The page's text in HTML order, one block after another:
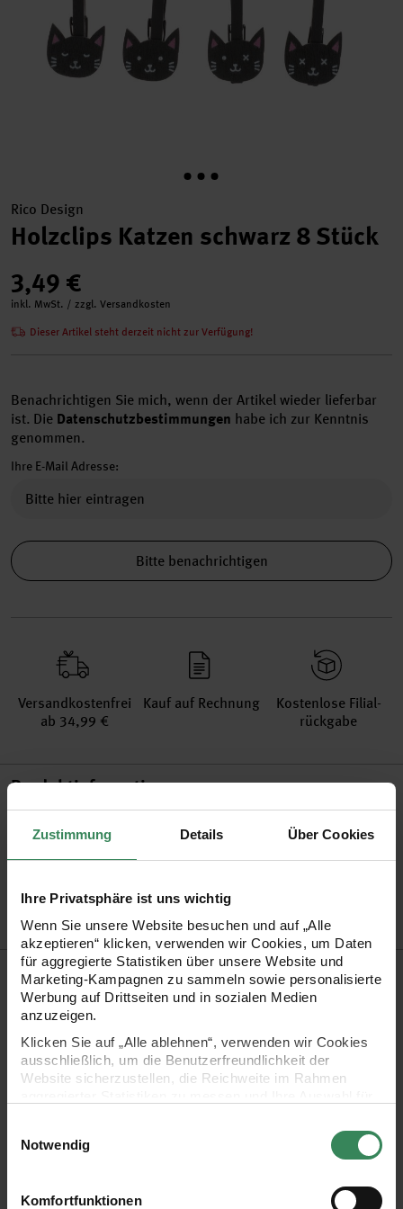
Zustimmung Details Über Cookies
Ihre Privatsphäre ist uns wichtig
Wenn Sie unsere Website besuchen und auf „Alle
akzeptieren“ klicken, verwenden wir Cookies, um Daten
für aggregierte Statistiken über unsere Website und
Marketing-Kampagnen zu sammeln sowie personalisierte
Werbung auf Drittseiten und in sozialen Medien
anzuzeigen.
Klicken Sie auf „Alle ablehnen“, verwenden wir Cookies
ausschließlich, um die Benutzerfreundlichkeit der
Website sicherzustellen, die Reichweite im Rahmen
Ihre Einwilligung ist freiwillig und kann jederzeit über den
Link „Cookie-Einstellungen“ im Fußbereich der Seite
verwendeten Technologien und den Empfängern der
Notwendig
Komfortfunktionen
Rico Design
Holzclips Katzen schwarz 8 Stück
3,49 €
inkl. MwSt. / zzgl. Versandkosten
Dieser Artikel steht derzeit nicht zur Verfügung!
Benachrichtigen Sie mich, wenn der Artikel wieder lieferbar
ist. Die Datenschutzbestimmungen habe ich zur Kenntnis
genommen.
Ihre E-Mail Adresse:
Bitte benachrichtigen
Versand­kosten­frei
ab 34,99 €
Kauf auf Rechnung
Kosten­lose Filial­
rückgabe
Produktinformation
Material
Artikel-Nr.7040.29.24
Produktbeschreibung
Die Holzclips mit schwarzen Katzenköpfen sind perfekt für
stimmungsvolle Tischdekorationen, als Streudeko, zur
Gestaltung und Individualisierung von Tisch- oder
dürfen an Halloween nicht fehlen.
Dekoklammern aus Holz